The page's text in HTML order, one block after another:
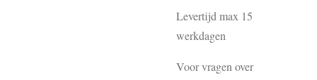
Levertijd max 15
werkdagen
Voor vragen over